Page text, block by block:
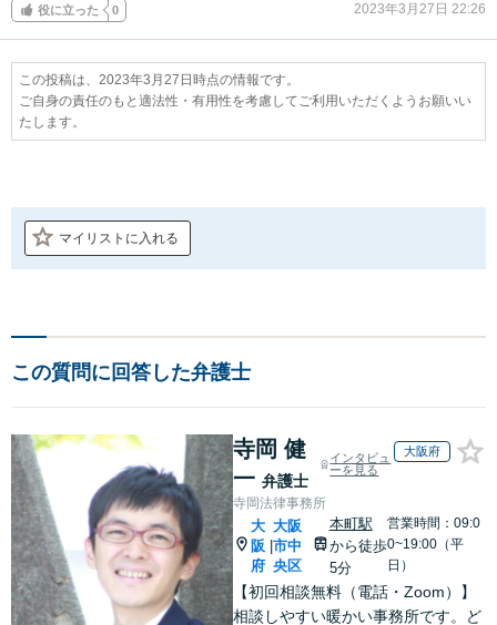
役に立った 0 2023年3月27日 22:26
この投稿は、2023年3月27日時点の情報です。
ご自身の責任のもと適法性・有用性を考慮してご利用いただくようお願いい
たします。
マイリストに入れる
この質問に回答した弁護士
寺岡 健
一 弁護士
インタビュ
ーを見る
大阪府
寺岡法律事務所
大
阪
府
|
大阪
市中
央区
本町駅
から徒歩
5分
営業時間：09:0
0~19:00（平
日）
【初回相談無料（電話・Zoom）】
相談しやすい暖かい事務所です。ど